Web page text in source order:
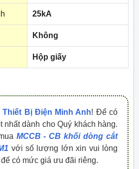
25kA
Không
Hộp giấy
Thiết Bị Điện Minh Anh! Để có
nhất dành cho Quý khách hàng.
MCCB - CB khối dòng cắt
với số lượng lớn xin vui lòng
có mức giá ưu đãi riêng.